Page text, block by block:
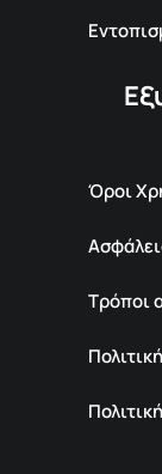
Όροι
Τρόποι